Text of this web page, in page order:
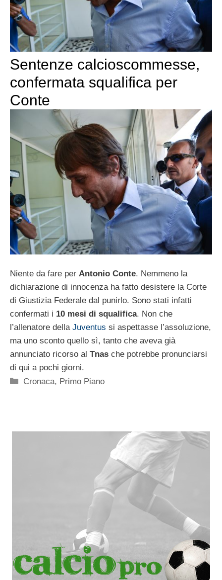
Sentenze calcioscommesse,
confermata squalifica per
Conte
Niente da fare per Antonio Conte. Nemmeno la
dichiarazione di innocenza ha fatto desistere la Corte
di Giustizia Federale dal punirlo. Sono stati infatti
confermati i 10 mesi di squalifica. Non che
l’allenatore della Juventus si aspettasse l’assoluzione,
ma uno sconto quello sì, tanto che aveva già
annunciato ricorso al Tnas che potrebbe pronunciarsi
di qui a pochi giorni.
Categorie
Cronaca, Primo Piano